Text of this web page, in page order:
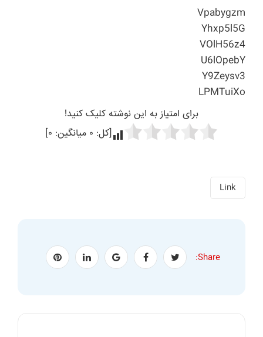
Vpabygzm
Yhxp5l5G
VOlH56z4
U6lOpebY
Y9Zeysv3
LPMTuiXo
برای امتیاز به این نوشته کلیک کنید!
[کل: ۰ میانگین: ۰]
Link
Share: